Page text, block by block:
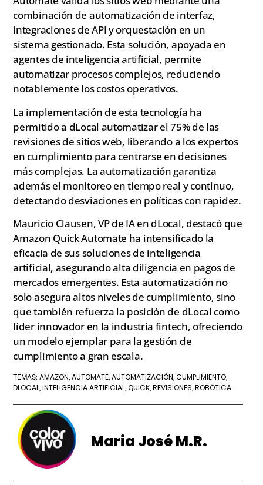
combinación de automatización de interfaz,
integraciones de API y orquestación en un
sistema gestionado. Esta solución, apoyada en
agentes de inteligencia artificial, permite
automatizar procesos complejos, reduciendo
notablemente los costos operativos.
La implementación de esta tecnología ha
permitido a dLocal automatizar el 75% de las
revisiones de sitios web, liberando a los expertos
en cumplimiento para centrarse en decisiones
más complejas. La automatización garantiza
además el monitoreo en tiempo real y continuo,
detectando desviaciones en políticas con rapidez.
Mauricio Clausen, VP de IA en dLocal, destacó que
Amazon Quick Automate ha intensificado la
eficacia de sus soluciones de inteligencia
artificial, asegurando alta diligencia en pagos de
mercados emergentes. Esta automatización no
solo asegura altos niveles de cumplimiento, sino
que también refuerza la posición de dLocal como
líder innovador en la industria fintech, ofreciendo
un modelo ejemplar para la gestión de
cumplimiento a gran escala.
TEMAS:AMAZON ,AUTOMATE ,AUTOMATIZACIÓN ,CUMPLIMIENTO
DLOCAL ,INTELIGENCIA ARTIFICIAL ,QUICK ,REVISIONES ,ROBÓTICA
Maria José M.R.